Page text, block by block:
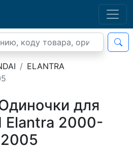
ELANTRA
для
Elantra 2000-
2005